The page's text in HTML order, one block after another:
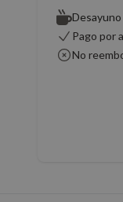
Pago por
No
Nombre
_ga_PET3GNK9C4
Nombre
_fbp
Meta
g_state